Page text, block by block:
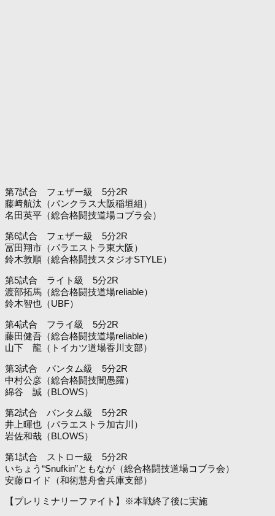
第7試合 フェザー級 5分2R
藤﨑航汰（パンクラス大阪稲垣組）
名田英平（総合格闘技道場コブラ会）
第6試合 フェザー級 5分2R
冨田翔市（パラエストラ東大阪）
鈴木敦順（総合格闘技スタジオSTYLE）
第5試合 ライト級 5分2R
渡部拓馬（総合格闘技道場reliable）
鈴木智也（UBF）
第4試合 フライ級 5分2R
藤田健吾（総合格闘技道場reliable）
山下 龍（トイカツ道場香川支部）
第3試合 バンタム級 5分2R
中村公彦（総合格闘技闇愚羅）
綿谷 誠（BLOWS）
第2試合 バンタム級 5分2R
井上暉也（パラエストラ加古川）
岩佐和哉（BLOWS）
第1試合 ストロー級 5分2R
いちょう“Snufkin”ともなが（総合格闘技道場コブラ会）
安藤ロイド（和術慧舟會兵庫支部）
【プレリミナリーファイト】※本戦終了後に実施